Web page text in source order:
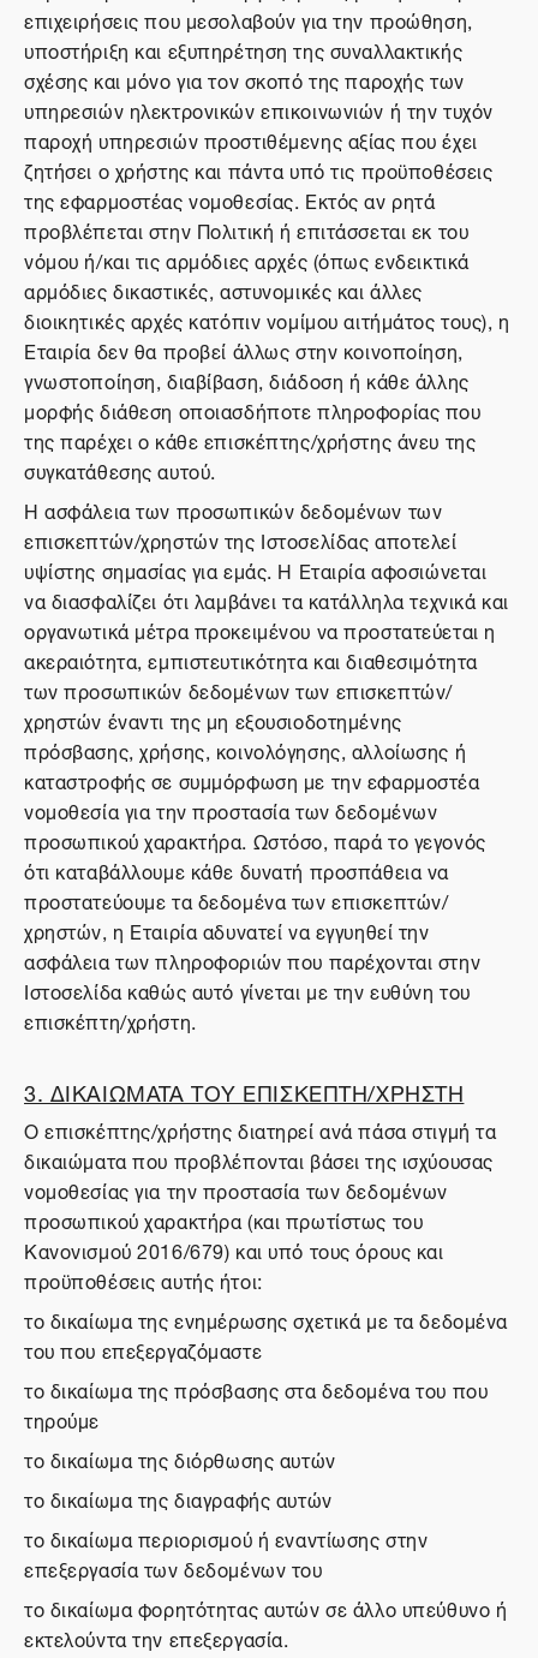
επιχειρήσεις που μεσολαβούν για την προώθηση,
υποστήριξη και εξυπηρέτηση της συναλλακτικής
σχέσης και μόνο για τον σκοπό της παροχής των
υπηρεσιών ηλεκτρονικών επικοινωνιών ή την τυχόν
παροχή υπηρεσιών προστιθέμενης αξίας που έχει
ζητήσει ο χρήστης και πάντα υπό τις προϋποθέσεις
της εφαρμοστέας νομοθεσίας. Εκτός αν ρητά
προβλέπεται στην Πολιτική ή επιτάσσεται εκ του
νόμου ή/και τις αρμόδιες αρχές (όπως ενδεικτικά
αρμόδιες δικαστικές, αστυνομικές και άλλες
διοικητικές αρχές κατόπιν νομίμου αιτήμάτος τους), η
Εταιρία δεν θα προβεί άλλως στην κοινοποίηση,
γνωστοποίηση, διαβίβαση, διάδοση ή κάθε άλλης
μορφής διάθεση οποιασδήποτε πληροφορίας που
της παρέχει ο κάθε επισκέπτης/χρήστης άνευ της
συγκατάθεσης αυτού.
Η ασφάλεια των προσωπικών δεδομένων των
επισκεπτών/χρηστών της Ιστοσελίδας αποτελεί
υψίστης σημασίας για εμάς. Η Εταιρία αφοσιώνεται
να διασφαλίζει ότι λαμβάνει τα κατάλληλα τεχνικά και
οργανωτικά μέτρα προκειμένου να προστατεύεται η
ακεραιότητα, εμπιστευτικότητα και διαθεσιμότητα
των προσωπικών δεδομένων των επισκεπτών/
χρηστών έναντι της μη εξουσιοδοτημένης
πρόσβασης, χρήσης, κοινολόγησης, αλλοίωσης ή
καταστροφής σε συμμόρφωση με την εφαρμοστέα
νομοθεσία για την προστασία των δεδομένων
προσωπικού χαρακτήρα. Ωστόσο, παρά το γεγονός
ότι καταβάλλουμε κάθε δυνατή προσπάθεια να
προστατεύουμε τα δεδομένα των επισκεπτών/
χρηστών, η Εταιρία αδυνατεί να εγγυηθεί την
ασφάλεια των πληροφοριών που παρέχονται στην
Ιστοσελίδα καθώς αυτό γίνεται με την ευθύνη του
επισκέπτη/χρήστη.
3. ΔΙΚΑΙΩΜΑΤΑ ΤΟΥ ΕΠΙΣΚΕΠΤΗ/ΧΡΗΣΤΗ
Ο επισκέπτης/χρήστης διατηρεί ανά πάσα στιγμή τα
δικαιώματα που προβλέπονται βάσει της ισχύουσας
νομοθεσίας για την προστασία των δεδομένων
προσωπικού χαρακτήρα (και πρωτίστως του
Κανονισμού 2016/679) και υπό τους όρους και
προϋποθέσεις αυτής ήτοι:
το δικαίωμα της ενημέρωσης σχετικά με τα δεδομένα
του που επεξεργαζόμαστε
το δικαίωμα της πρόσβασης στα δεδομένα του που
τηρούμε
το δικαίωμα της διόρθωσης αυτών
το δικαίωμα της διαγραφής αυτών
το δικαίωμα περιορισμού ή εναντίωσης στην
επεξεργασία των δεδομένων του
το δικαίωμα φορητότητας αυτών σε άλλο υπεύθυνο ή
εκτελούντα την επεξεργασία.